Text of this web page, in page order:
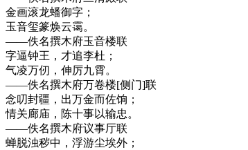
金画滚龙蟠御字；
玉音玺篆焕云霭。
——佚名撰木府玉音楼联
字逼钟王，才追李杜；
气凌万仞，伸厉九霄。
——佚名撰木府万卷楼[侧门]联
念叨封疆，出万金而佐饷；
情关廊庙，陈十事以输忠。
——佚名撰木府议事厅联
蝉脱浊秽中，浮游尘埃外；